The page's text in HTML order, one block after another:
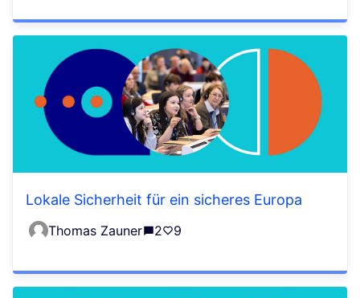
Lokale Sicherheit für ein sicheres Europa
Thomas Zauner 2 9